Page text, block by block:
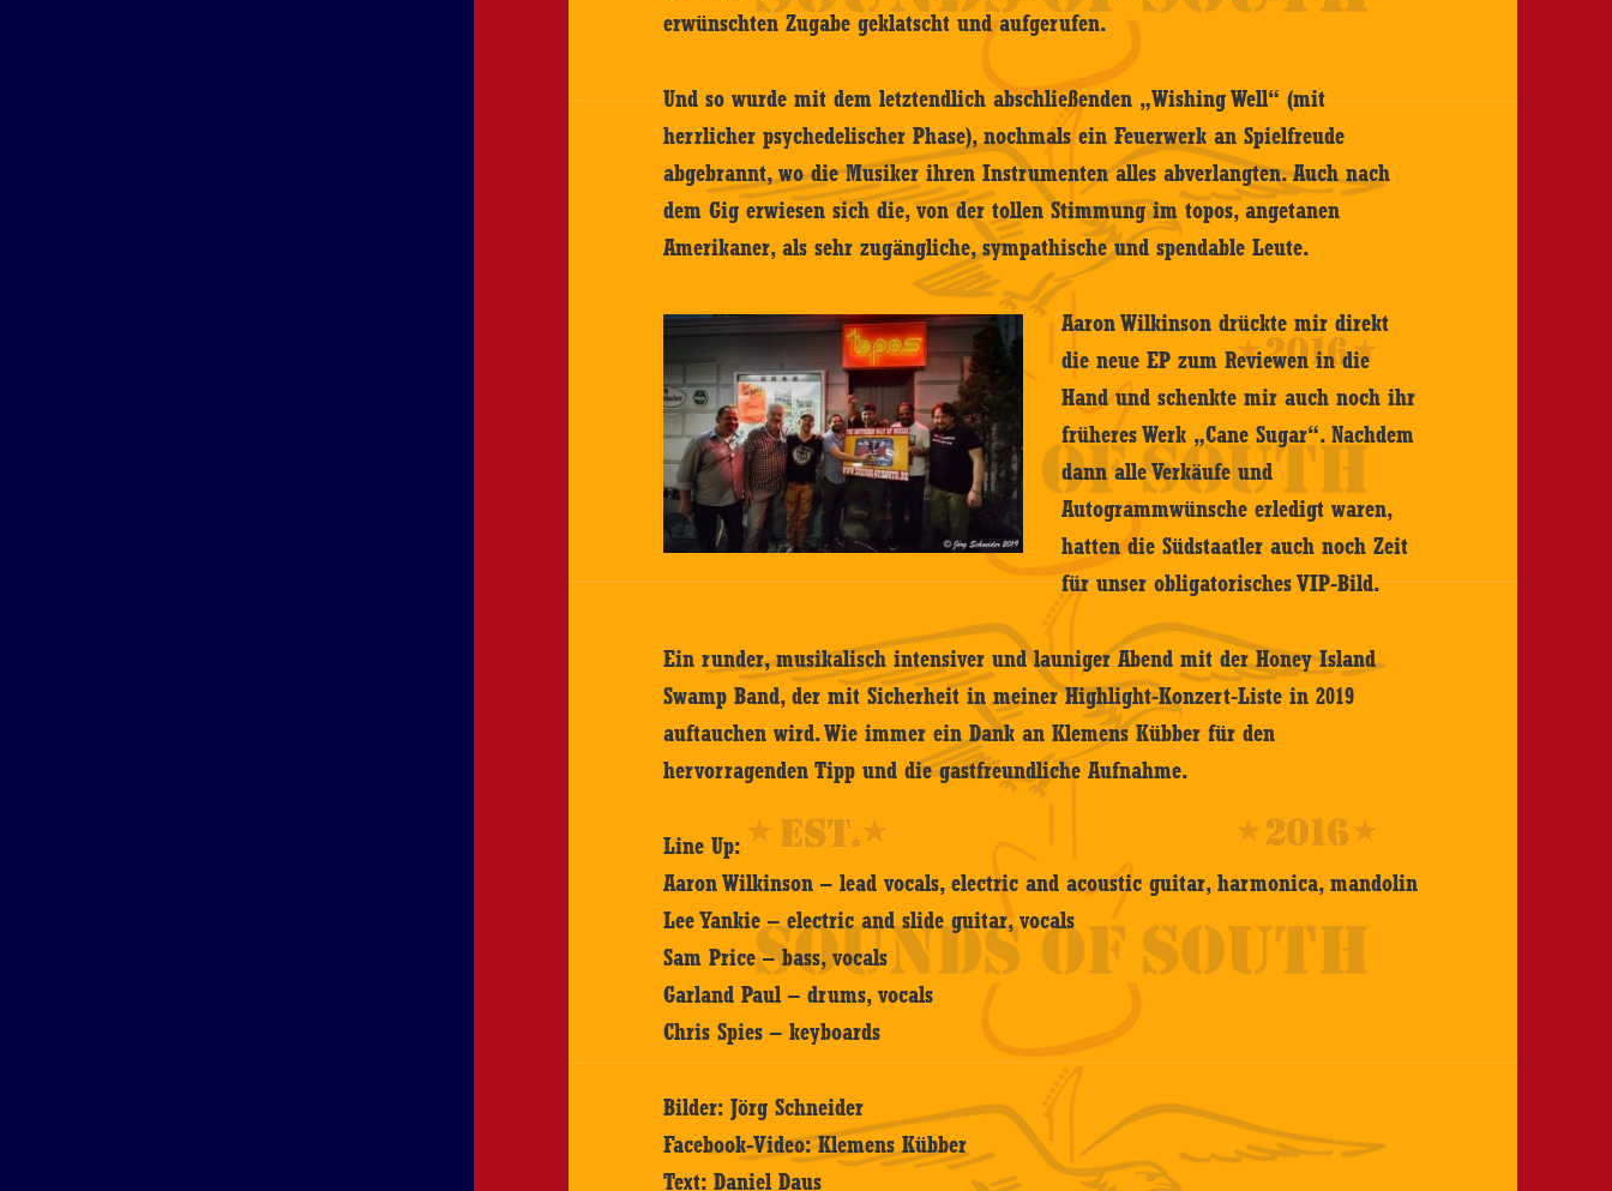
erwünschten Zugabe geklatscht und aufgerufen.
Und so wurde mit dem letztendlich abschließenden „Wishing Well“ (mit
herrlicher psychedelischer Phase), nochmals ein Feuerwerk an Spielfreude
abgebrannt, wo die Musiker ihren Instrumenten alles abverlangten. Auch nach
dem Gig erwiesen sich die, von der tollen Stimmung im topos, angetanen
Amerikaner, als sehr zugängliche, sympathische und spendable Leute.
Aaron Wilkinson drückte mir direkt
die neue EP zum Reviewen in die
Hand und schenkte mir auch noch ihr
früheres Werk „Cane Sugar“. Nachdem
dann alle Verkäufe und
Autogrammwünsche erledigt waren,
hatten die Südstaatler auch noch Zeit
für unser obligatorisches VIP-Bild.
Ein runder, musikalisch intensiver und launiger Abend mit der Honey Island
Swamp Band, der mit Sicherheit in meiner Highlight-Konzert-Liste in 2019
auftauchen wird. Wie immer ein Dank an Klemens Kübber für den
hervorragenden Tipp und die gastfreundliche Aufnahme.
Line Up:
Aaron Wilkinson – lead vocals, electric and acoustic guitar, harmonica, mandolin
Lee Yankie – electric and slide guitar, vocals
Sam Price – bass, vocals
Garland Paul – drums, vocals
Chris Spies – keyboards
Bilder: Jörg Schneider
Facebook-Video: Klemens Kübber
Text: Daniel Daus